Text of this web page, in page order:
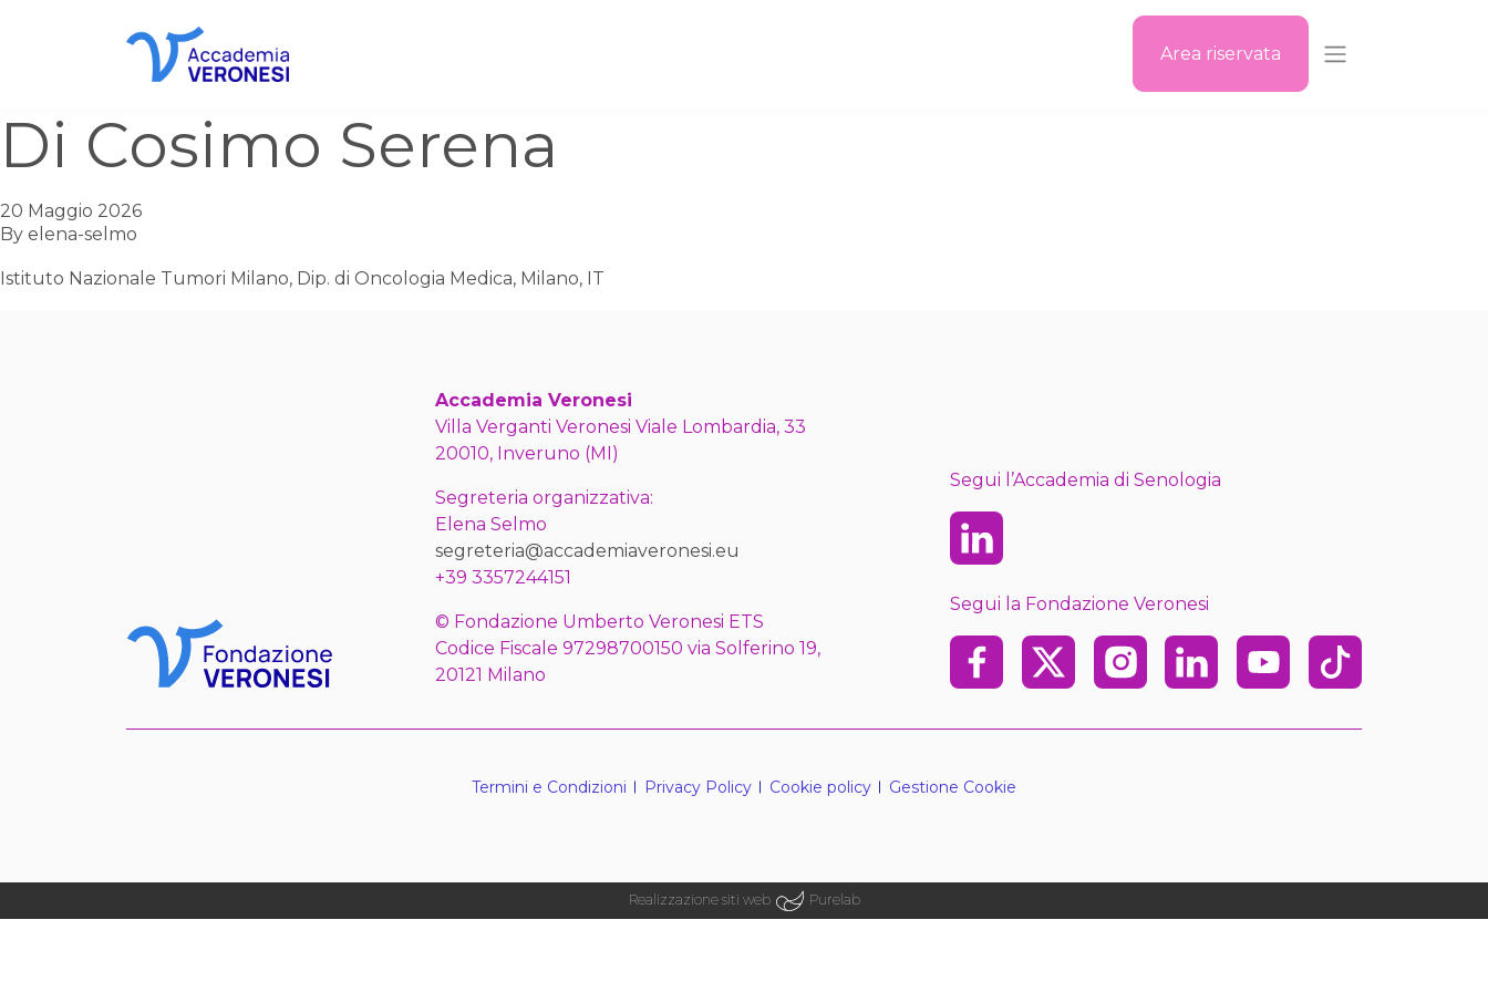
Area riservata
Di Cosimo Serena
20 Maggio 2026
By elena-selmo
Istituto Nazionale Tumori Milano, Dip. di Oncologia Medica, Milano, IT
Accademia Veronesi
Villa Verganti Veronesi Viale Lombardia, 33
20010, Inveruno (MI)
Segreteria organizzativa:
Elena Selmo
segreteria@accademiaveronesi.eu
+39 3357244151
© Fondazione Umberto Veronesi ETS
Codice Fiscale 97298700150 via Solferino 19,
20121 Milano
Segui l’Accademia di Senologia
Linkedin
Segui la Fondazione Veronesi
Facebook
X InstagramLinkedinYoutubeTikTok
Termini e Condizioni Privacy Policy Cookie policy Gestione Cookie
Realizzazione siti web Purelab